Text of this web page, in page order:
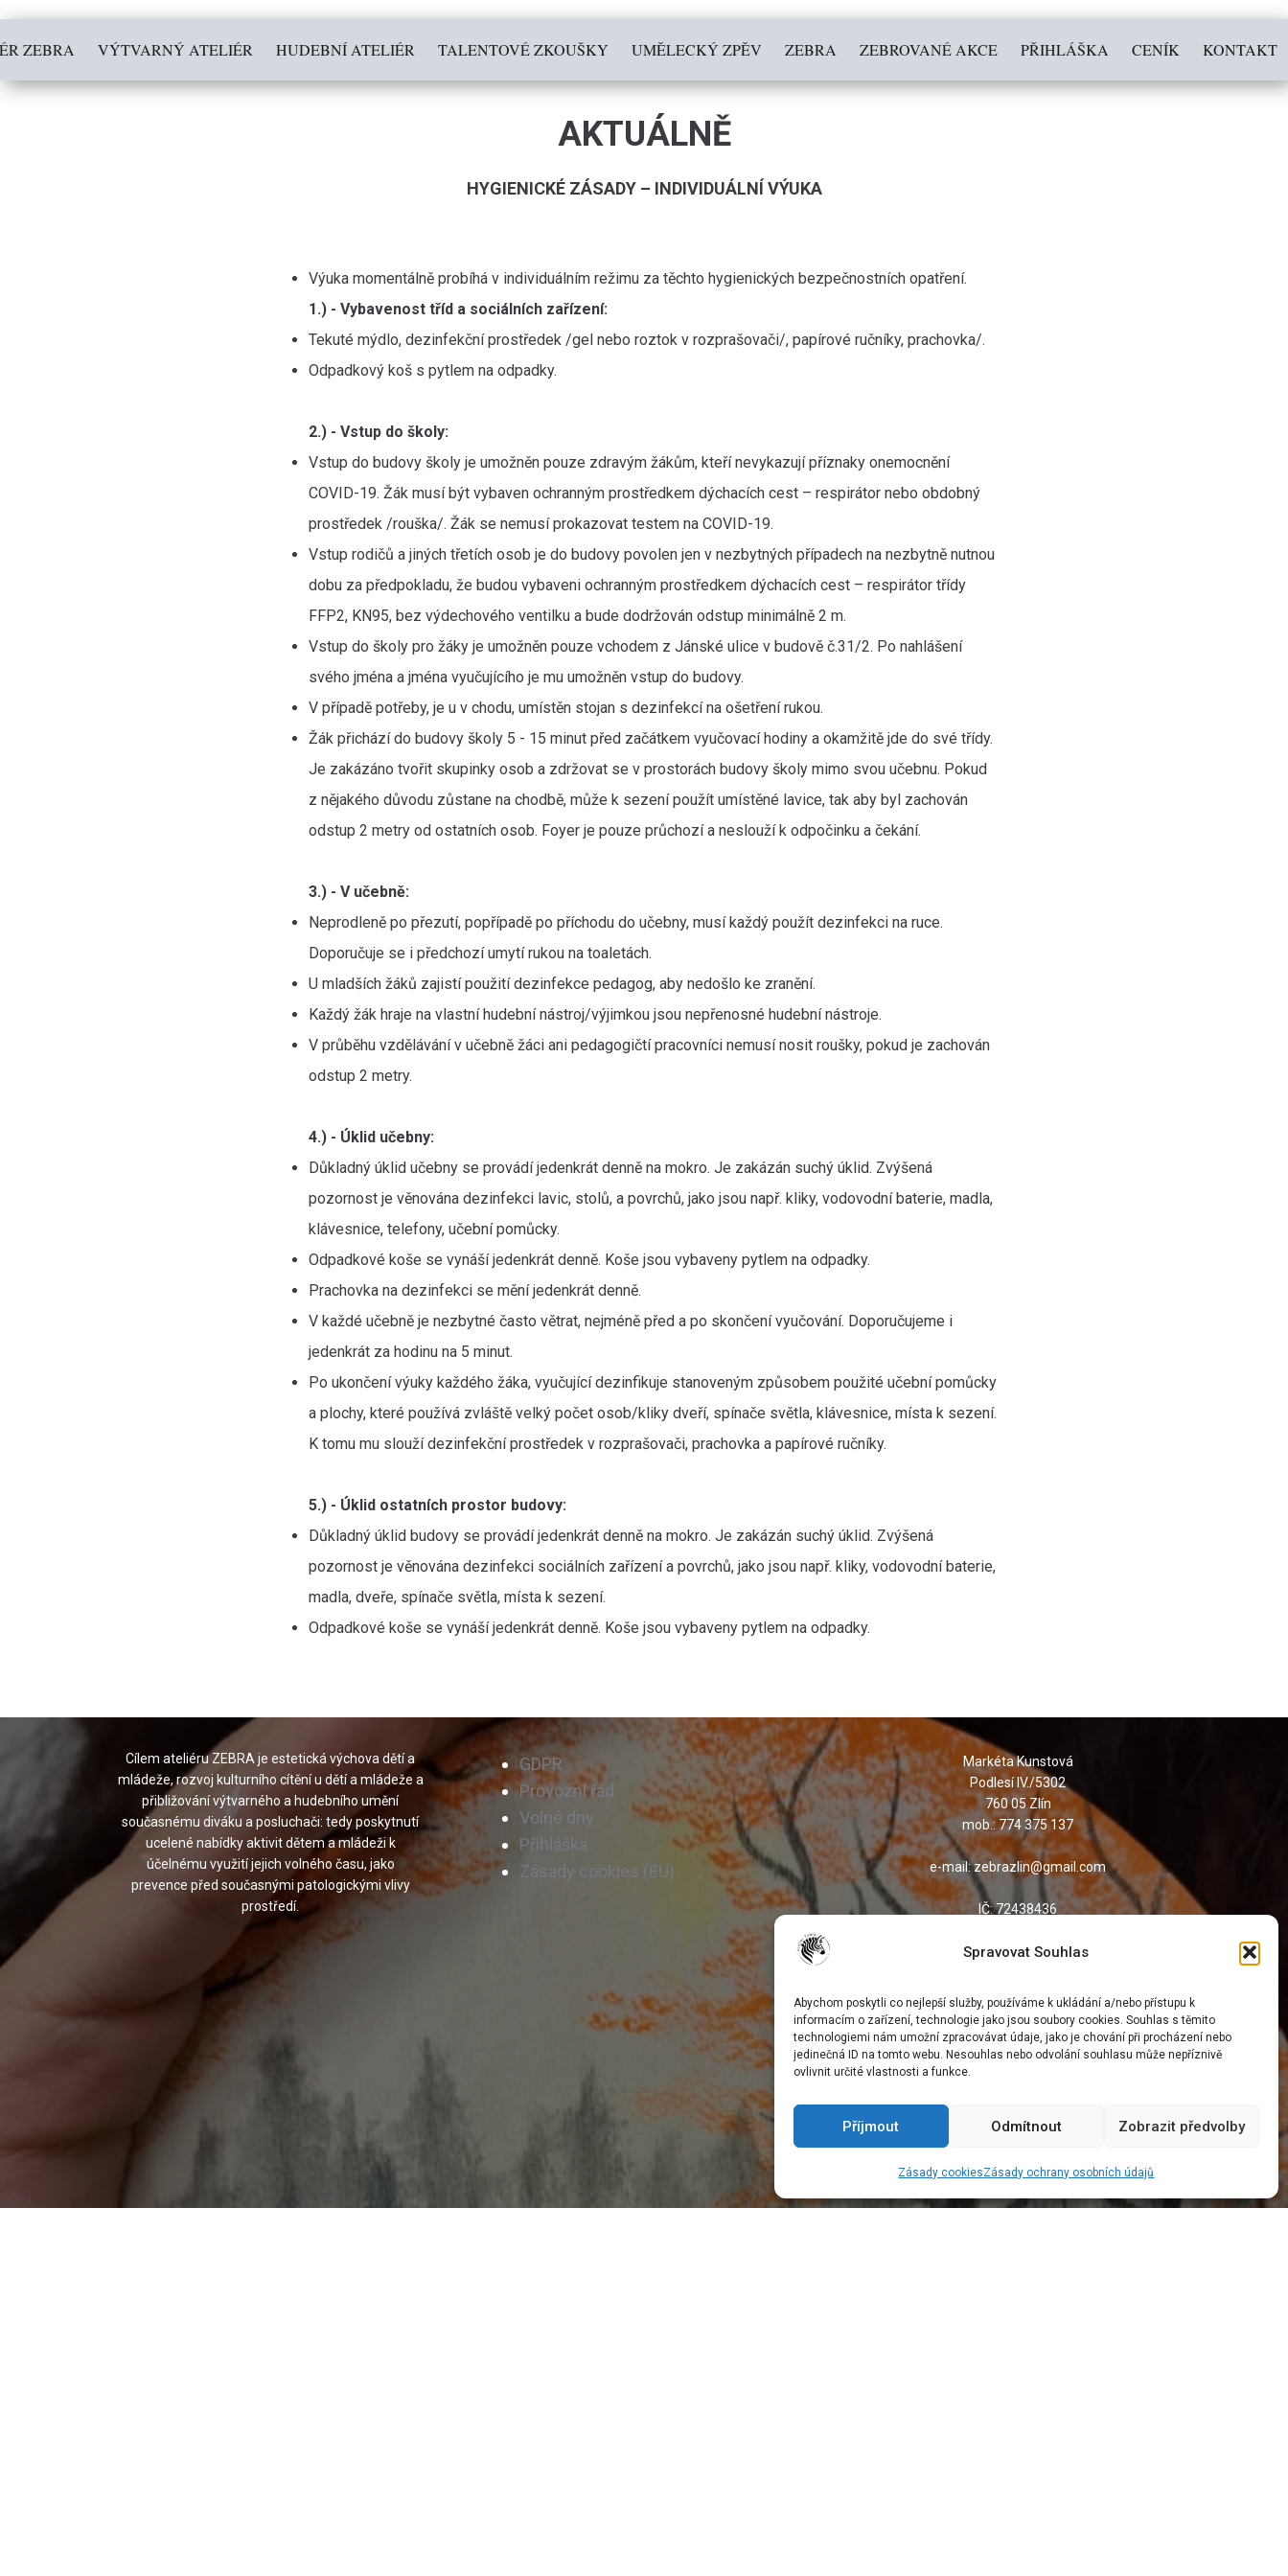
Spravovat Souhlas
Abychom poskytli co nejlepší služby, používáme k ukládání a/nebo přístupu k
informacím o zařízení, technologie jako jsou soubory cookies. Souhlas s těmito
technologiemi nám umožní zpracovávat údaje, jako je chování při procházení nebo
jedinečná ID na tomto webu. Nesouhlas nebo odvolání souhlasu může nepříznivě
ovlivnit určité vlastnosti a funkce.
Příjmout Odmítnout Zobrazit předvolby
Zásady cookiesZásady ochrany osobních údajů
ZEBRA VÝTVARNÝ ATELIÉR HUDEBNÍ ATELIÉR TALENTOVÉ ZKOUŠKY UMĚLECKÝ ZPĚV ZEBRA ZEBROVANÉ AKCE PŘIHLÁŠKA CENÍK KONTAKT
AKTUÁLNĚ
HYGIENICKÉ ZÁSADY – INDIVIDUÁLNÍ VÝUKA
Výuka momentálně probíhá v individuálním režimu za těchto hygienických bezpečnostních opatření.
1.) - Vybavenost tříd a sociálních zařízení:
Tekuté mýdlo, dezinfekční prostředek /gel nebo roztok v rozprašovači/, papírové ručníky, prachovka/.
Odpadkový koš s pytlem na odpadky.
2.) - Vstup do školy:
Vstup do budovy školy je umožněn pouze zdravým žákům, kteří nevykazují příznaky onemocn​ění
COVID-19. Žák musí být vybaven ochranným prostředkem dýchacích cest – respirátor nebo obdobný
prostředek /rouška/. Žák se nemusí prokazovat testem na COVID-19.
Vstup rodičů a jiných třetích osob je do budovy povolen jen v nezbytných případech na nezbytně nutnou
dobu za předpokladu, že budou vybaveni ochranným prostředkem dýchacích cest – respirátor třídy
FFP2, KN95, bez výdechového ventilku a bude dodržován odstup minimálně 2 m.
Vstup do školy pro žáky je umožněn pouze vchodem z Jánské ulice v budově č.31/2. Po nahlášení
svého jména a jména vyučujícího je mu umožněn vstup do budovy.
V případě potřeby, je u v chodu, umístěn stojan s dezinfekcí na ošetření rukou.
Žák přichází do budovy školy 5 - 15 minut před začátkem vyučovací hodiny a okamžitě jde do své třídy.
Je zakázáno tvořit skupinky osob a zdržovat se v prostorách budovy školy mimo svou učebnu. Pokud
z nějakého důvodu zůstane na chodbě, může k sezení použít umístěné lavice, tak aby byl zachován
odstup 2 met​ry od ostatních osob. Foyer je pouze průchozí a neslouží k odpočinku a čekání.
3.) - V učebně:
Neprodleně po přezutí, popřípadě po příchodu do učebny, musí každý použít dezinfekci na ruce.
Doporučuje se i předchozí umytí rukou na toaletách.
U mladších žáků zajistí použití dezinfekce pedagog, aby nedošlo ke zranění.
Každý žák hraje na vlastní hudební nástroj/výjimkou jsou nepřenosné hudební nástroje.
V průběhu vzdělávání v učebně žáci ani pedagogičtí pracovníci nemusí nosit roušky, pokud je zachován
odstup 2 metry.
4.) - Úklid učebny:
Důkladný úklid učebny se provádí jedenkrát denně na mokro. Je zakázán suchý úklid. Zvýšená
pozornost je věnována dezinfekci lavic, stolů, a povrchů, jako jsou např. kliky, vodovodní baterie, madla,
klávesnice, telefony, učební pomůcky.
Odpadkové koše se vynáší jedenkrát denně. Koše jsou vybaveny pytlem na odpadky.
Prachovka na dezinfekci se mění jedenkrát denně.
V každé učebně je nezbytné často větrat, nejméně před a po skončení vyučování. Doporučujeme i
jedenkrát za hodinu na 5 minut.
Po ukončení výuky každého žáka, vyučující dezinfikuje stanoveným způsobem použité učební pomůcky
a plochy, které používá zvláště velký počet osob/kliky dveří, spínače světla, klávesnice, místa k sezení.
K tomu mu slouží dezinfekční prostředek v rozprašovači, prachovka a papírové ručníky.
5.) - Úklid ostatních prostor budovy:
Důkladný úklid budovy se provádí jedenkrát denně na mokro. Je zakázán suchý úklid. Zvýšená
pozornost je věnována dezinfekci sociálních zařízení a povrchů, jako jsou např. kliky, vodovodní baterie,
madla, dveře, spínače světla, místa k sezení.
Odpadkové koše se vynáší jedenkrát denně. Koše jsou vybaveny pytlem na odpadky.
Cílem ateliéru ZEBRA je estetická výchova dětí a
mládeže, rozvoj kulturního cítění u dětí a mládeže a
přibližování výtvarného a hudebního umění
současnému diváku a posluchači: tedy poskytnutí
ucelené nabídky aktivit dětem a mládeži k
účelnému využití jejich volného času, jako
prevence před současnými patologickými vlivy
prostředí.
GDPR
Provozní řád
Volné dny
Přihláška
Zásady cookies (EU)
Markéta Kunstová
Podlesí IV./5302
760 05 Zlín
mob.: 774 375 137
e-mail: zebrazlin@gmail.com
IČ: 72438436